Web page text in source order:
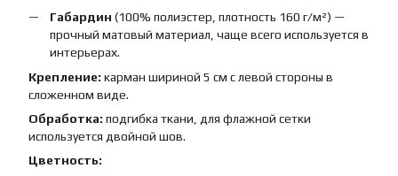
Габардин (100% полиэстер, плотность 160 г/м²) —
прочный матовый материал, чаще всего используется в
интерьерах.
Крепление: карман шириной 5 см с левой стороны в
сложенном виде.
Обработка: подгибка ткани, для флажной сетки
используется двойной шов.
Цветность: